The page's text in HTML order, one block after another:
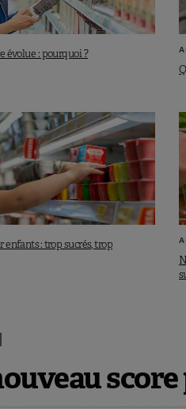
évolue : pourquoi ?
: trop sucrés, trop